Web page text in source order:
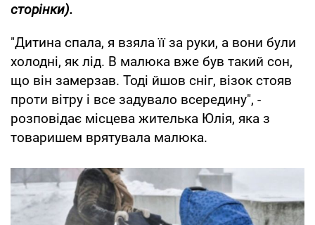
сторінки).
"Дитина спала, я взяла її за руки, а вони були
холодні, як лід. В малюка вже був такий сон,
що він замерзав. Тоді йшов сніг, візок стояв
проти вітру і все задувало всередину", -
розповідає місцева жителька Юлія, яка з
товаришем врятувала малюка.